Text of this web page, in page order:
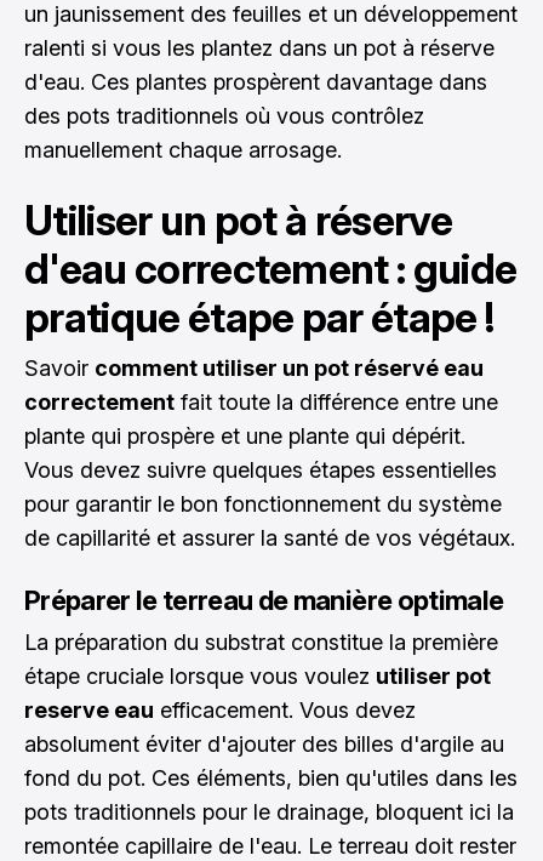
un jaunissement des feuilles et un développement
ralenti si vous les plantez dans un pot à réserve
d'eau. Ces plantes prospèrent davantage dans
des pots traditionnels où vous contrôlez
manuellement chaque arrosage.
Utiliser un pot à réserve
d'eau correctement : guide
pratique étape par étape !
Savoir comment utiliser un pot réservé eau
correctement fait toute la différence entre une
plante qui prospère et une plante qui dépérit.
Vous devez suivre quelques étapes essentielles
pour garantir le bon fonctionnement du système
de capillarité et assurer la santé de vos végétaux.
Préparer le terreau de manière optimale
La préparation du substrat constitue la première
étape cruciale lorsque vous voulez utiliser pot
reserve eau efficacement. Vous devez
absolument éviter d'ajouter des billes d'argile au
fond du pot. Ces éléments, bien qu'utiles dans les
pots traditionnels pour le drainage, bloquent ici la
remontée capillaire de l'eau. Le terreau doit rester